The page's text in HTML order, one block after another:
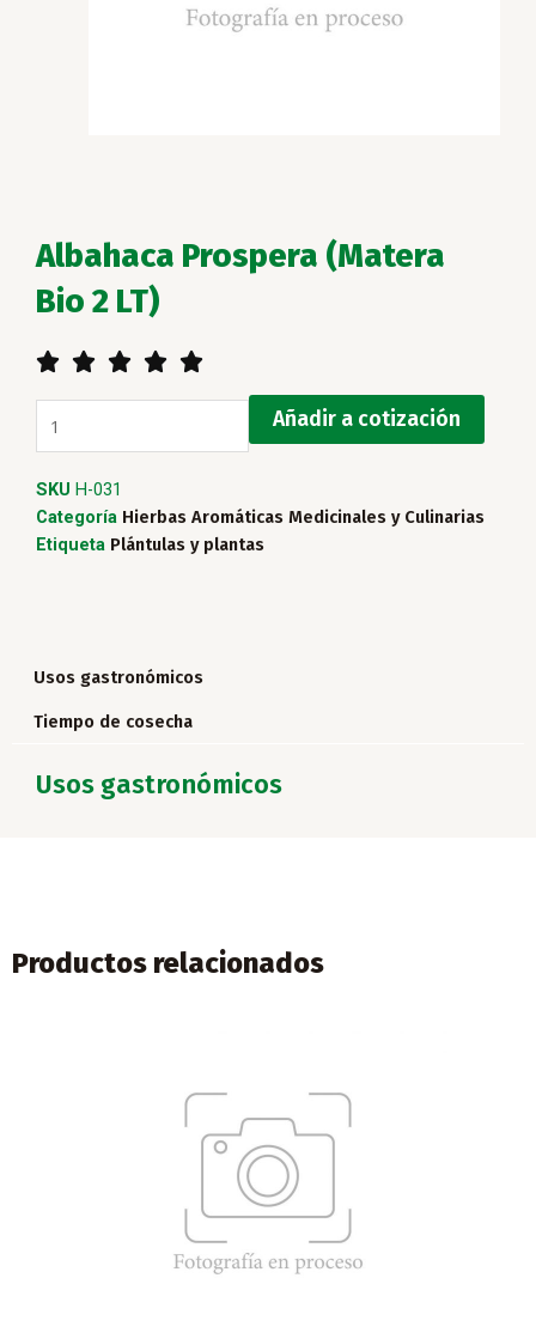
Albahaca Prospera (Matera
Bio 2 LT)
    5/5
Prospera
Bio
2
LT)
Añadir a cotización
SKU H-031
Categoría Hierbas Aromáticas Medicinales y Culinarias
Etiqueta Plántulas y plantas
Usos gastronómicos
Tiempo de cosecha
Usos gastronómicos
Productos relacionados